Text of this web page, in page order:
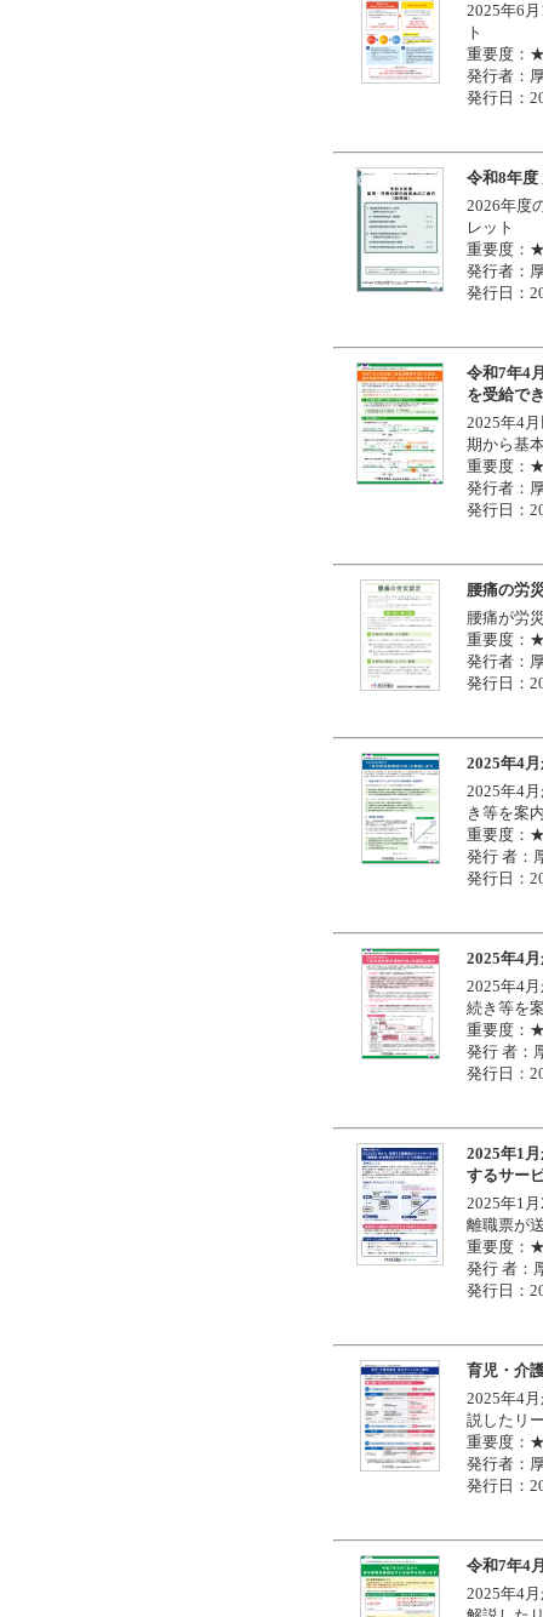
2025年6
ト
重要度
発行者：
発行日：
令和8年度
2026年度
レット
重要度
発行者：
発行日：
令和7年4
を受給で
2025年4
期から基
重要度
発行者：
発行日：
腰痛の労
腰痛が労
重要度
発行者：
発行日：
2025年4
2025年4
き等を案
重要度
発行 者：
発行日：
2025年4
2025年4
続き等を
重要度
発行 者：
発行日：
2025年1
するサー
2025年1
離職票が
重要度
発行 者：
発行日：
育児・介
2025年4
説したリ
重要度
発行者：
発行日：
令和7年4
2025年4